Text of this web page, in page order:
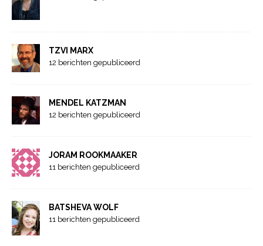
TZVI MARX
12 berichten gepubliceerd
MENDEL KATZMAN
12 berichten gepubliceerd
JORAM ROOKMAAKER
11 berichten gepubliceerd
BATSHEVA WOLF
11 berichten gepubliceerd